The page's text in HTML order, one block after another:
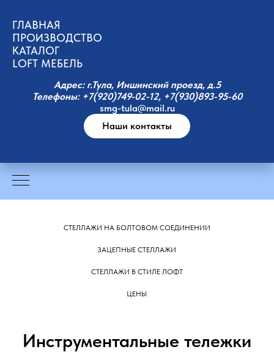
ГЛАВНАЯ
ПРОИЗВОДСТВО
КАТАЛОГ
LOFT МЕБЕЛЬ
Адрес: г.Тула, Иншинский проезд, д.5
Телефоны: +7(920)749-02-12, +7(930)893-95-60
smg-tula@mail.ru
Наши контакты
СТЕЛЛАЖИ НА БОЛТОВОМ СОЕДИНЕНИИ
ЗАЦЕПНЫЕ СТЕЛЛАЖИ
СТЕЛЛАЖИ В СТИЛЕ ЛОФТ
ЦЕНЫ
Инструментальные тележки